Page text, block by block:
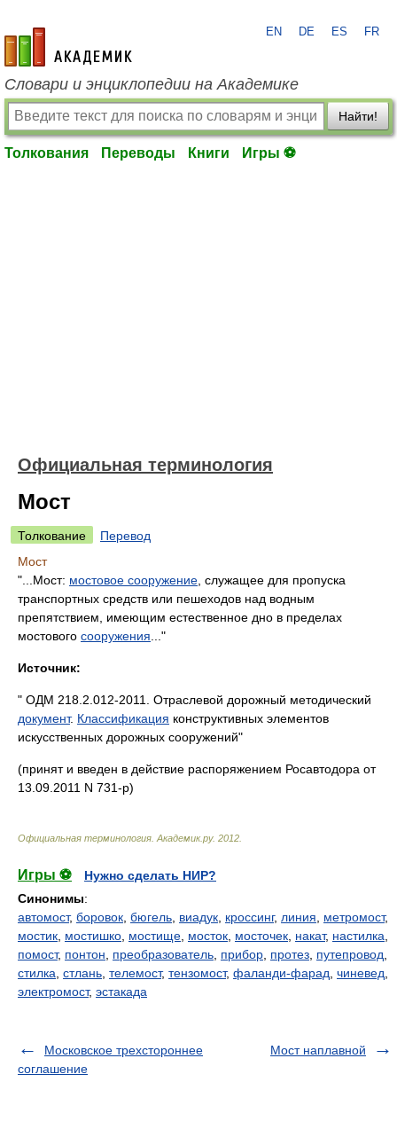
academic.ru
EN DE ES FR
Словари и энциклопедии на Академике
Найти!
Толкования Переводы Книги Игры ⚽
Официальная терминология
Мост
Толкование
Перевод
Мост
"...Мост: мостовое сооружение , служащее для пропуска
транспортных средств или пешеходов над водным
препятствием, имеющим естественное дно в пределах
мостового сооружения ..."
Источник:
" ОДМ 218.2.012-2011. Отраслевой дорожный методический
документ. Классификация конструктивных элементов
искусственных дорожных сооружений"
(принят и введен в действие распоряжением Росавтодора от
13.09.2011 N 731-р)
Официальная терминология Академик.ру. 2012
Игры ⚽
Нужно сделать НИР?
Синонимы:
автомост, боровок бюгель виадук кроссинг, линия метромост,
мостик мостишко мостище мосток мосточек накат, настилка
помост, понтон преобразователь прибор протез путепровод
стилка стлань телемост, тензомост, фаланди-фарад чиневед
электромост, эстакада
Московское трехстороннее
соглашение
Мост наплавной